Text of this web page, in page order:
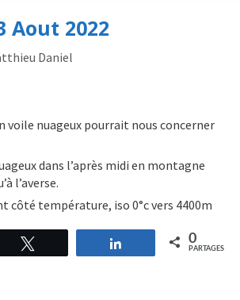
Aout 2022
Daniel
voile nuageux pourrait nous concerner
dans l’après midi en montagne
l’averse.
côté température, iso 0°c vers 4400m
Partagez 0
PARTAGES